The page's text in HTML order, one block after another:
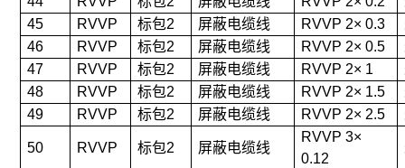
45
RVVP 标包2 屏蔽电缆线 RVVP 2× 0.3
46
RVVP 标包2 屏蔽电缆线 RVVP 2× 0.5
47
RVVP 标包2 屏蔽电缆线 RVVP 2× 1
48
RVVP 标包2 屏蔽电缆线 RVVP 2× 1.5
49
RVVP 标包2 屏蔽电缆线 RVVP 2× 2.5
50 RVVP 标包2 屏蔽电缆线
RVVP 3×
0.12